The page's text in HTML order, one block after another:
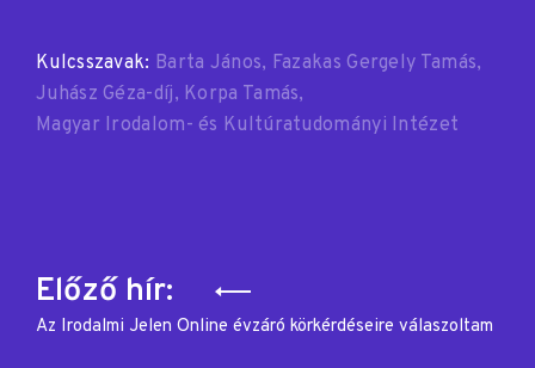
Kulcsszavak: Barta János Fazakas Gergely Tamás
Juhász Géza-díj Korpa Tamás
Magyar Irodalom- és Kultúratudományi Intézet
Bejegyzés
navigáció
Előző hír:
Az Irodalmi Jelen Online évzáró körkérdéseire válaszoltam